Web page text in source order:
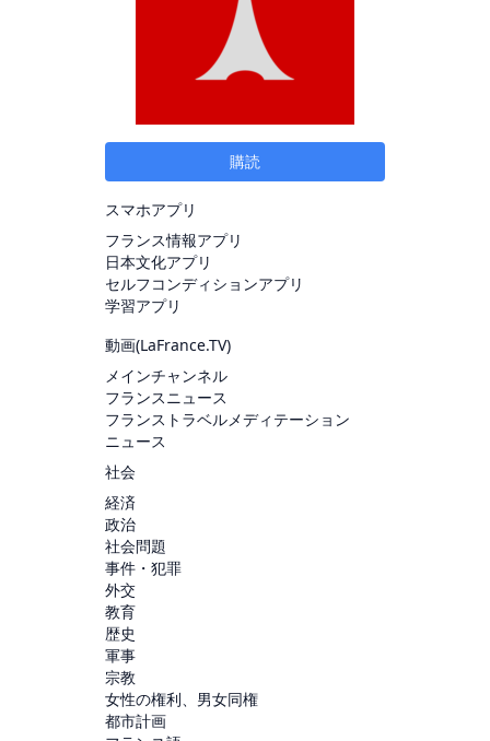
購読
スマホアプリ
フランス情報アプリ
日本文化アプリ
セルフコンディションアプリ
学習アプリ
動画(LaFrance.TV)
メインチャンネル
フランスニュース
フランストラベルメディテーション
ニュース
社会
経済
政治
社会問題
事件・犯罪
外交
教育
歴史
軍事
宗教
女性の権利、男女同権
都市計画